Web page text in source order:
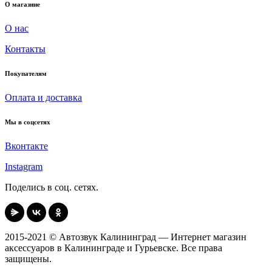
О магазине
О нас
Контакты
Покупателям
Оплата и доставка
Мы в соцсетях
Вконтакте
Instagram
Поделись в соц. сетях.
2015-2021 © Автозвук Калининград — Интернет магазин
аксессуаров в Калининграде и Гурьевске. Все права
защищены.